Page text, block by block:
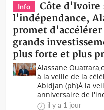
Info
Côte d'Ivoire
l'indépendance,
promet
grands
plus forte et plus
Alassane
à la veille de la
Abidjan (ph)À la
anniversaire de
il y a 1 jour